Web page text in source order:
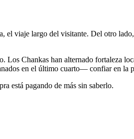
el viaje largo del visitante. Del otro
Los Chankas han alternado fortaleza
en el último cuarto— confiar en la
está pagando de más sin saberlo.